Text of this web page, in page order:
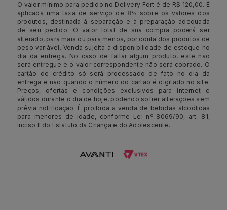
O valor mínimo para pedido no Delivery Fort é de R$ 120,00. É
aplicada uma taxa de serviço de 8% sobre os valores dos
produtos, destinada à separação e à preparação adequada
de seu pedido. O valor total de sua compra poderá ser
alterado, para mais ou para menos, por conta dos produtos de
peso variável. Venda sujeita à disponibilidade de estoque no
dia da entrega. No caso de faltar algum produto, este não
será entregue e o valor correspondente não será cobrado. O
cartão de crédito só será processado de fato no dia da
entrega e não quando o número do cartão é digitado no site.
Preços, ofertas e condições exclusivos para internet e
válidos durante o dia de hoje, podendo sofrer alterações sem
prévia notificação. É proibida a venda de bebidas alcoólicas
para menores de idade, conforme Lei nº 8069/90, art. 81,
inciso II do Estatuto da Criança e do Adolescente.